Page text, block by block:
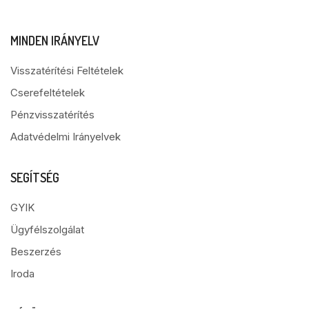
MINDEN IRÁNYELV
Visszatérítési Feltételek
Cserefeltételek
Pénzvisszatérítés
Adatvédelmi Irányelvek
SEGÍTSÉG
GYIK
Ügyfélszolgálat
Beszerzés
Iroda